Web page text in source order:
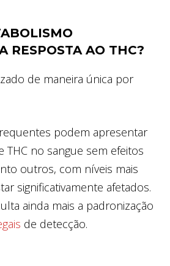
RESPOSTA AO THC?
de maneira única por
podem apresentar
THC no sangue sem efeitos
outros, com níveis mais
significativamente afetados.
ainda mais a padronização
de detecção.